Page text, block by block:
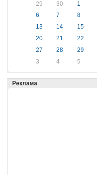
29 30 1
6
7 8
13
14 15
20
21 22
27
28 29
3
4 5
Реклама